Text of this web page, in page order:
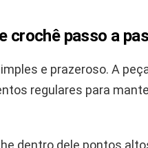
crochê passo a
e prazeroso. A
regulares para